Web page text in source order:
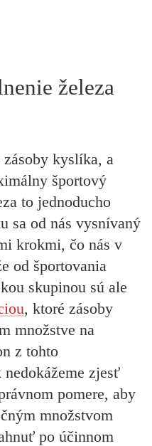
železa
kyslíka, a
športový
to jednoducho
sa od nás vysnívaný
krokmi, čo nás v
od športovania
skupinou sú ale
, ktoré zásoby
množstve na
z tohto
nedokážeme zjesť
pomere, aby
množstvom
po účinnom